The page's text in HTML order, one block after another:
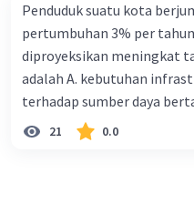
Penduduk suatu kota
pertumbuhan 3% per
diproyeksikan meningkat
adalah A. kebutuhan
terhadap sumber daya
eksponensial berdampak
memengaruhi tata ruang
21 0.0